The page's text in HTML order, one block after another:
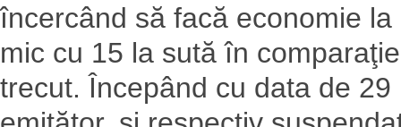
încercând să facă economie
mic cu 15 la sută în
trecut. Începând cu data de